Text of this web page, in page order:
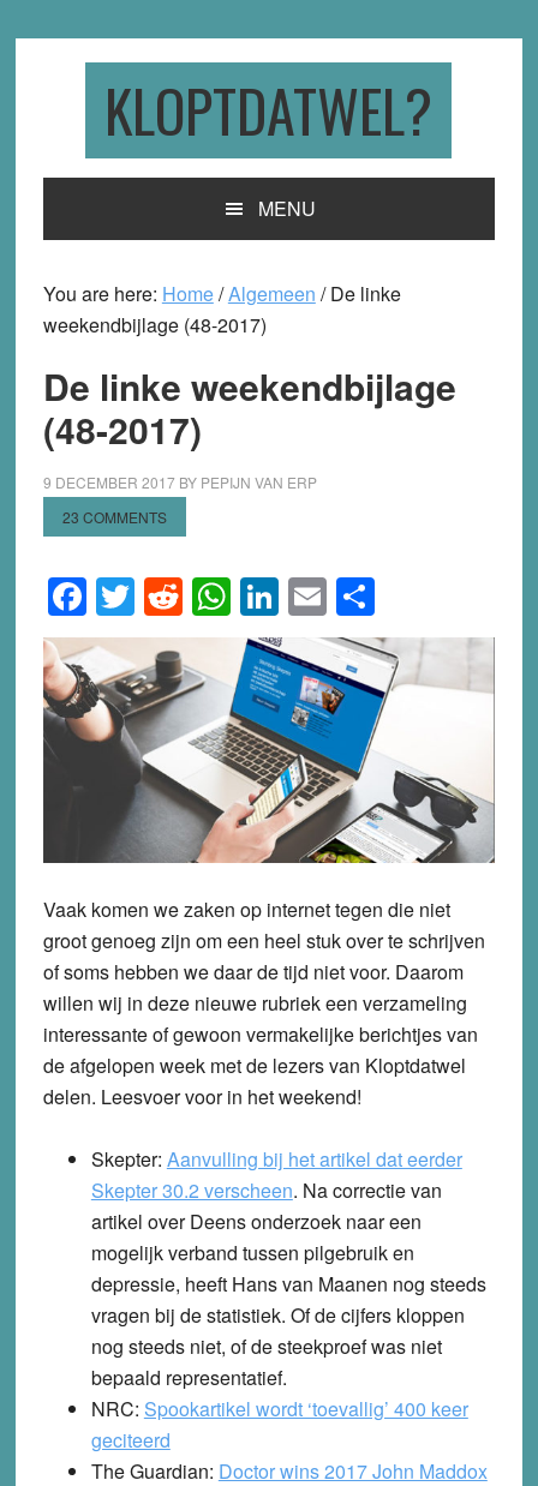
KLOPTDATWEL?
MENU
You are here: Home/Algemeen /De linke
weekendbijlage (48-2017)
De linke weekendbijlage
(48-2017)
9 DECEMBER 2017BY PEPIJN VAN ERP
23 COMMENTS
Facebook
Twitter
Reddit
WhatsApp
LinkedIn
EmailShare
Vaak komen we zaken op internet tegen die niet
groot genoeg zijn om een heel stuk over te schrijven
of soms hebben we daar de tijd niet voor. Daarom
willen wij in deze nieuwe rubriek een verzameling
interessante of gewoon vermakelijke berichtjes van
de afgelopen week met de lezers van Kloptdatwel
delen. Leesvoer voor in het weekend!
Skepter: Aanvulling bij het artikel dat eerder
Skepter 30.2 verscheen. Na correctie van
artikel over Deens onderzoek naar een
mogelijk verband tussen pilgebruik en
depressie, heeft Hans van Maanen nog steeds
vragen bij de statistiek. Of de cijfers kloppen
nog steeds niet, of de steekproef was niet
bepaald representatief.
NRC: Spookartikel wordt ‘toevallig’ 400 keer
geciteerd
The Guardian: Doctor wins 2017 John Maddox